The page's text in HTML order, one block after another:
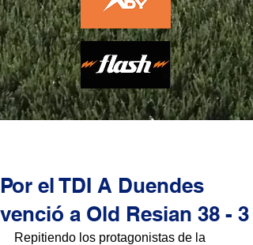
Por el TDI A Duendes
venció a Old Resian 38 - 3
Repitiendo los protagonistas de la